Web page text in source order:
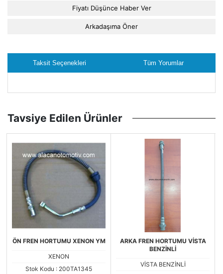
Fiyatı Düşünce Haber Ver
Arkadaşıma Öner
Taksit Seçenekleri Tüm Yorumlar
Tavsiye Edilen Ürünler
ÖN FREN HORTUMU XENON YM
XENON
Stok Kodu : 200TA1345
ARKA FREN HORTUMU VİSTA
BENZİNLİ
VİSTA BENZİNLİ